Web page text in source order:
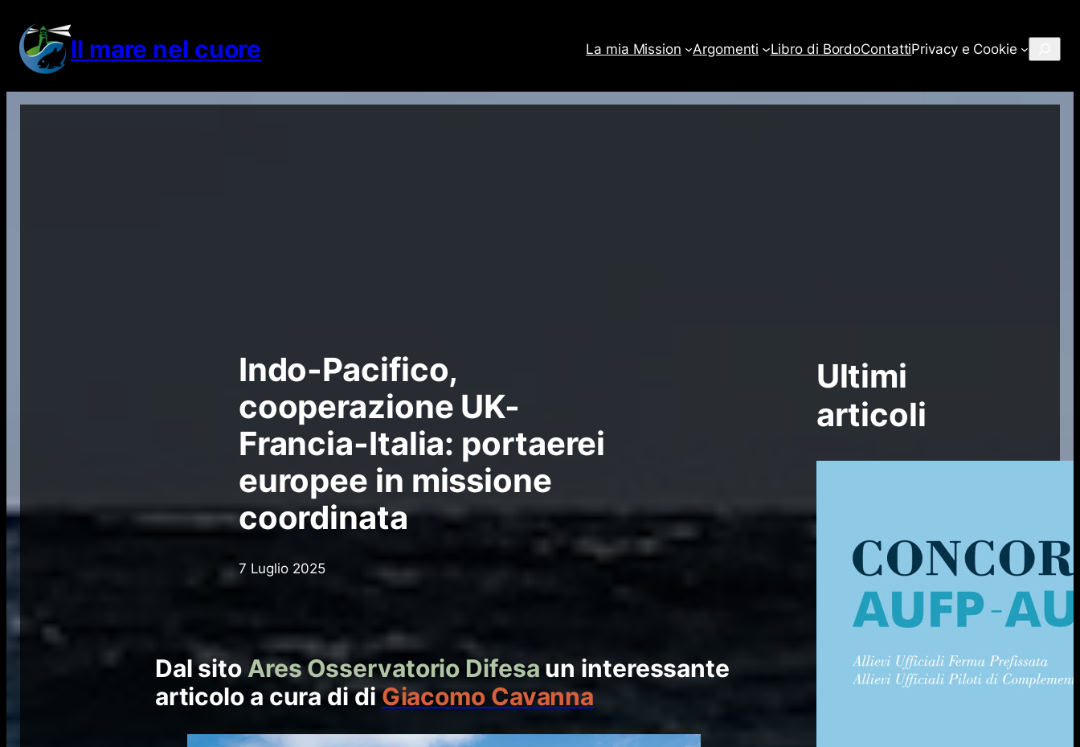
contenuto Il mare nel cuore La mia Mission Argomenti Libro di BordoContattiPrivacy e Cookie
Indo-Pacifico,
cooperazione UK-
Francia-Italia: portaerei
europee in missione
coordinata
7 Luglio 2025
Dal sito Ares Osservatorio Difesa un interessante
articolo a cura di diGiacomo Cavanna
Ultimi
articoli